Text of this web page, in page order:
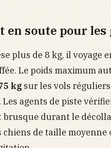
en soute pour
plus de 8 kg, il voyage
Le poids maximum
kg sur les vols
agents de piste
durant le
chiens de taille